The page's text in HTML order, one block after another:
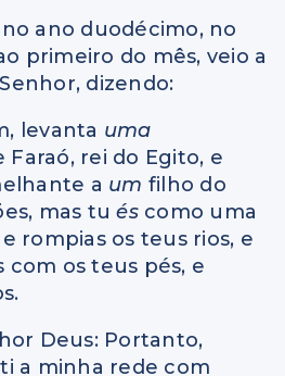
ano duodécimo, no
primeiro do mês, veio a
dizendo:
levanta uma
rei do Egito, e
a um filho do
mas tués como uma
rompias os teus rios, e
com os teus pés, e
Deus: Portanto,
a minha rede com